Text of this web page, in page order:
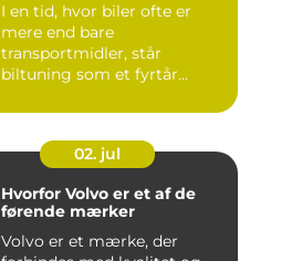
I en tid, hvor biler ofte er
mere end bare
transportmidler, står
biltuning som et fyrtår...
02. jul
Hvorfor Volvo er et af de
førende mærker
Volvo er et mærke, der